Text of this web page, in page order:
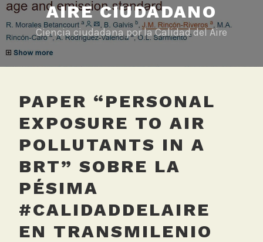
AIRE CIUDADANO
Ciencia ciudadana por la Calidad del Aire
PAPER “PERSONAL
EXPOSURE TO AIR
POLLUTANTS IN A
BRT” SOBRE LA
PÉSIMA
#CALIDADDELAIRE
EN TRANSMILENIO